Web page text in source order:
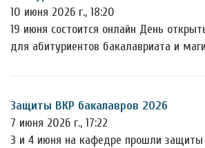
10 июня 2026 г., 18:20
19 июня состоится онлайн День
для абитуриентов бакалавриата и
Защиты ВКР бакалавров 2026
7 июня 2026 г., 17:22
3 и 4 июня на кафедре прошли защиты